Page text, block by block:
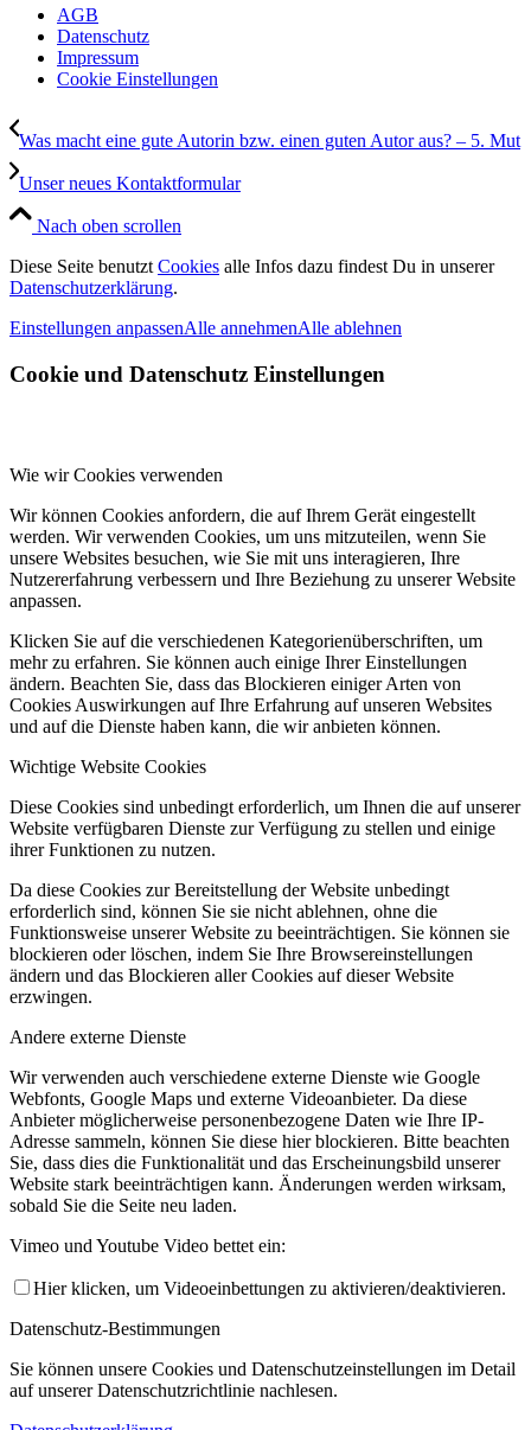
AGB
Datenschutz
Impressum
Cookie Einstellungen
Was macht eine gute Autorin bzw. einen guten Autor aus? – 5. Mut
Unser neues Kontaktformular
Nach oben scrollen
Diese Seite benutzt Cookies alle Infos dazu findest Du in unserer
Datenschutzerklärung.
Einstellungen anpassenAlle annehmenAlle ablehnen
Cookie und Datenschutz Einstellungen
Wie wir Cookies verwenden
Wir können Cookies anfordern, die auf Ihrem Gerät eingestellt
werden. Wir verwenden Cookies, um uns mitzuteilen, wenn Sie
unsere Websites besuchen, wie Sie mit uns interagieren, Ihre
Nutzererfahrung verbessern und Ihre Beziehung zu unserer Website
anpassen.
Klicken Sie auf die verschiedenen Kategorienüberschriften, um
mehr zu erfahren. Sie können auch einige Ihrer Einstellungen
ändern. Beachten Sie, dass das Blockieren einiger Arten von
Cookies Auswirkungen auf Ihre Erfahrung auf unseren Websites
und auf die Dienste haben kann, die wir anbieten können.
Wichtige Website Cookies
Diese Cookies sind unbedingt erforderlich, um Ihnen die auf unserer
Website verfügbaren Dienste zur Verfügung zu stellen und einige
ihrer Funktionen zu nutzen.
Da diese Cookies zur Bereitstellung der Website unbedingt
erforderlich sind, können Sie sie nicht ablehnen, ohne die
Funktionsweise unserer Website zu beeinträchtigen. Sie können sie
blockieren oder löschen, indem Sie Ihre Browsereinstellungen
ändern und das Blockieren aller Cookies auf dieser Website
erzwingen.
Andere externe Dienste
Wir verwenden auch verschiedene externe Dienste wie Google
Webfonts, Google Maps und externe Videoanbieter. Da diese
Anbieter möglicherweise personenbezogene Daten wie Ihre IP-
Adresse sammeln, können Sie diese hier blockieren. Bitte beachten
Sie, dass dies die Funktionalität und das Erscheinungsbild unserer
Website stark beeinträchtigen kann. Änderungen werden wirksam,
sobald Sie die Seite neu laden.
Vimeo und Youtube Video bettet ein:
Hier klicken, um Videoeinbettungen zu aktivieren/deaktivieren.
Datenschutz-Bestimmungen
Sie können unsere Cookies und Datenschutzeinstellungen im Detail
auf unserer Datenschutzrichtlinie nachlesen.